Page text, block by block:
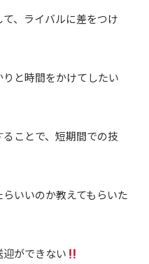
、ライバルに差をつけ
と時間をかけてしたい
ことで、短期間での技
いいのか教えてもらいた
ができない